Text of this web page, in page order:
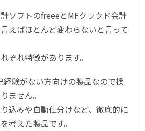
ソフトのfreeeとMFクラウド会計
えばほとんど変わらないと言って
ぞれ特徴があります。
験がない方向けの製品なので操
ません。
込みや自動仕分けなど、徹底的に
考えた製品です。